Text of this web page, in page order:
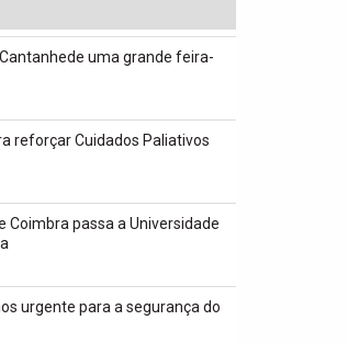
uma grande feira-
reforçar Cuidados Paliativos
Coimbra passa a Universidade
urgente para a segurança do